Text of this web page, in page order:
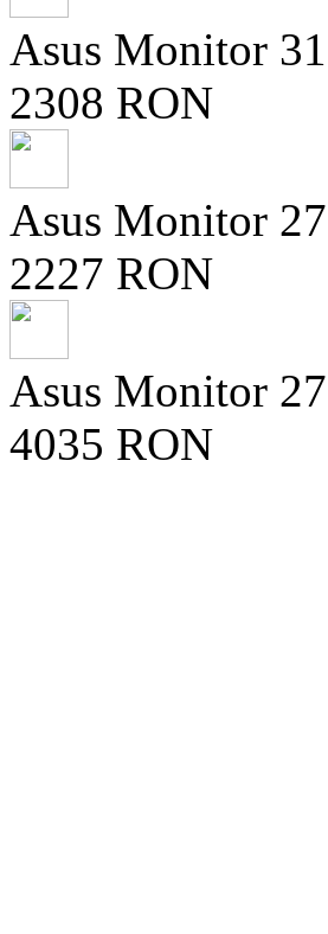
Asus Monitor
2308 RON
Asus Monitor
2227 RON
Asus Monitor
4035 RON